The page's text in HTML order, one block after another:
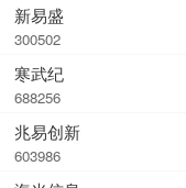
新易盛
300502
寒武纪
688256
兆易创新
603986